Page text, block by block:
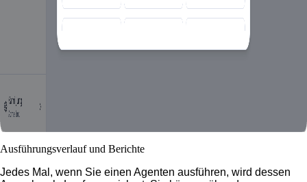
Ausführungsverlauf und Berichte
Jedes Mal, wenn Sie einen Agenten ausführen, wird dessen